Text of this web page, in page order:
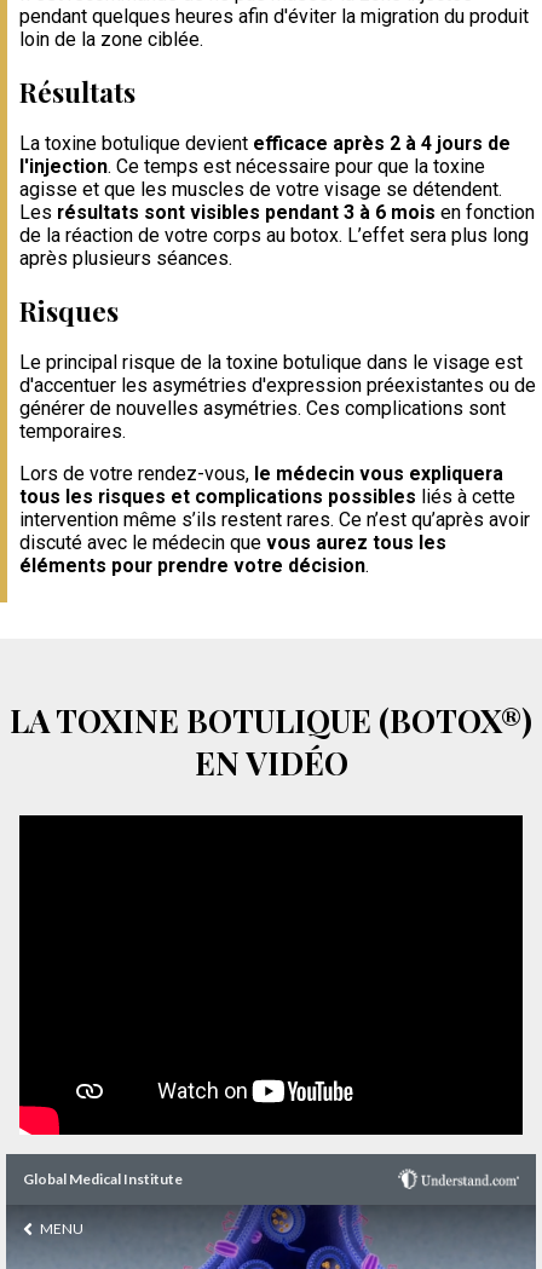
pendant quelques heures afin d'éviter la migration du produit
loin de la zone ciblée.
Résultats
La toxine botulique devient efficace après 2 à 4 jours de
l'injection. Ce temps est nécessaire pour que la toxine
agisse et que les muscles de votre visage se détendent.
Les résultats sont visibles pendant 3 à 6 mois en fonction
de la réaction de votre corps au botox. L’effet sera plus long
après plusieurs séances.
Risques
Le principal risque de la toxine botulique dans le visage est
d'accentuer les asymétries d'expression préexistantes ou de
générer de nouvelles asymétries. Ces complications sont
temporaires.
Lors de votre rendez-vous, le médecin vous expliquera
tous les risques et complications possibles liés à cette
intervention même s’ils restent rares. Ce n’est qu’après avoir
discuté avec le médecin que vous aurez tous les
éléments pour prendre votre décision.
LA TOXINE BOTULIQUE (BOTOX®)
EN VIDÉO